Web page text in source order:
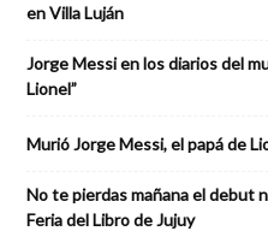
en Villa Luján
Jorge Messi en los diarios del
Lionel”
Murió Jorge Messi, el papá de
No te pierdas mañana el debut
Feria del Libro de Jujuy